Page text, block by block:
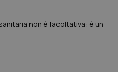
non è facoltativa: è un